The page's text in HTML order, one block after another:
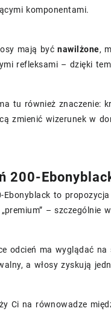
komponentami.
mają byćnawilżone,
refleksami – dzięki
tu również znaczenie:
zmienić wizerunek w
200-
Ebonyblack to
– szczególnie
odcień ma wyglądać
a włosy zyskują
Ci na równowadze